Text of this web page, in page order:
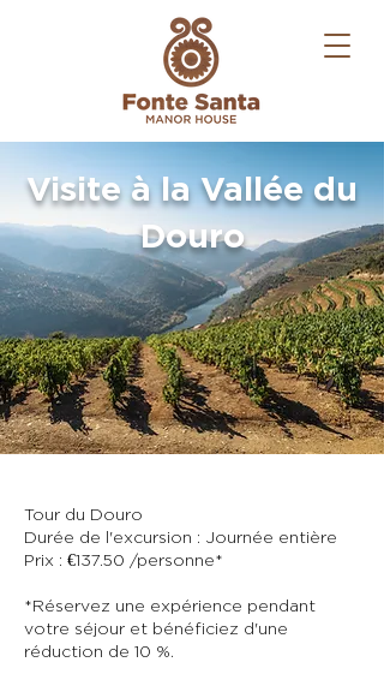
Visite à la Vallée du
Douro
Tour du Douro
Durée de l'excursion : Journée entière
Prix : €137.50 /personne*
*Réservez une expérience pendant
votre séjour et bénéficiez d'une
réduction de 10 %.